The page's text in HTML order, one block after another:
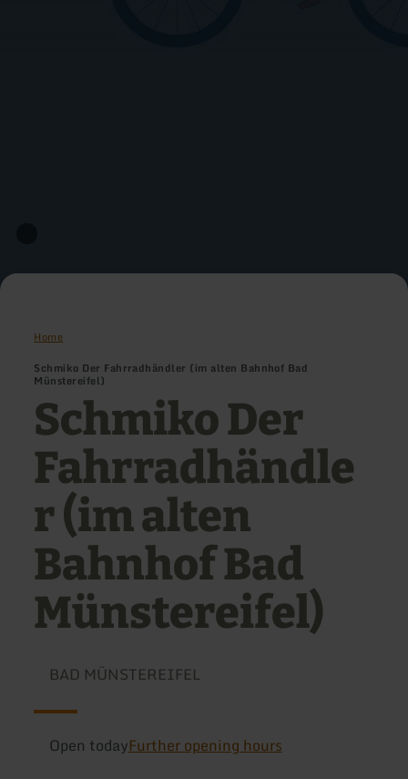
Home
Schmiko Der Fahrradhändler (im alten Bahnhof Bad
Münstereifel)
Schmiko Der
Fahrradhändle
r (im alten
Bahnhof Bad
Münstereifel)
BAD MÜNSTEREIFEL
Open todayFurther opening hours